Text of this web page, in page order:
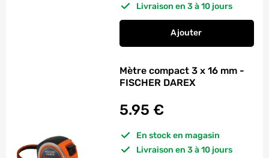
Livraison en 3 à 10 jours
Ajouter
Mesure "protec" bi
Mètre compact 3 x 16 mm -
FISCHER DAREX
5.95 €
En stock en magasin
Livraison en 3 à 10 jours